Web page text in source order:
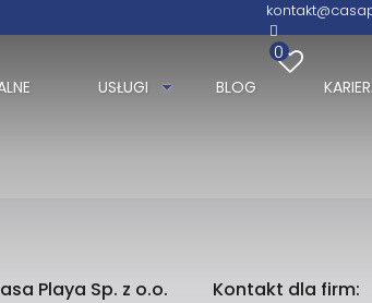
0
USŁUGI BLOG
Playa Sp. z o.o.
Kontakt dla firm: